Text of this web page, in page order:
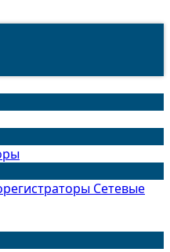
Сетевые